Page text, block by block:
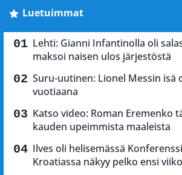
Luetuimmat
Lehti: Gianni Infantinolla oli
maksoi naisen ulos järjestöstä
Suru-uutinen: Lionel Messin isä
vuotiaana
Katso video: Roman Eremenko
kauden upeimmista maaleista
Ilves oli helisemässä
Kroatiassa näkyy pelko ensi